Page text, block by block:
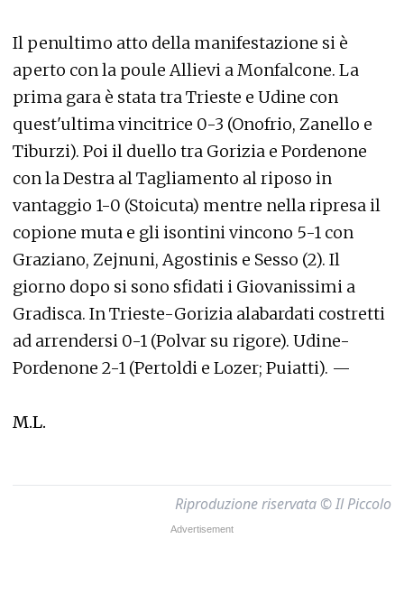
Il penultimo atto della manifestazione si è
aperto con la poule Allievi a Monfalcone. La
prima gara è stata tra Trieste e Udine con
quest'ultima vincitrice 0-3 (Onofrio, Zanello e
Tiburzi). Poi il duello tra Gorizia e Pordenone
con la Destra al Tagliamento al riposo in
vantaggio 1-0 (Stoicuta) mentre nella ripresa il
copione muta e gli isontini vincono 5-1 con
Graziano, Zejnuni, Agostinis e Sesso (2). Il
giorno dopo si sono sfidati i Giovanissimi a
Gradisca. In Trieste-Gorizia alabardati costretti
ad arrendersi 0-1 (Polvar su rigore). Udine-
Pordenone 2-1 (Pertoldi e Lozer; Puiatti). —
M.L.
Riproduzione riservata © Il Piccolo